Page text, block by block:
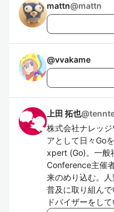
mattn@mattn
@vvakame
上田 拓也@
株式会社ナレッ
アとして日々Go
xpert (Go)。一般
Conference主催
来のめり込む。
普及に取り組ん
ドバイザーをして